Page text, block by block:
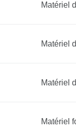
Matériel
Matériel
Matériel
Matériel